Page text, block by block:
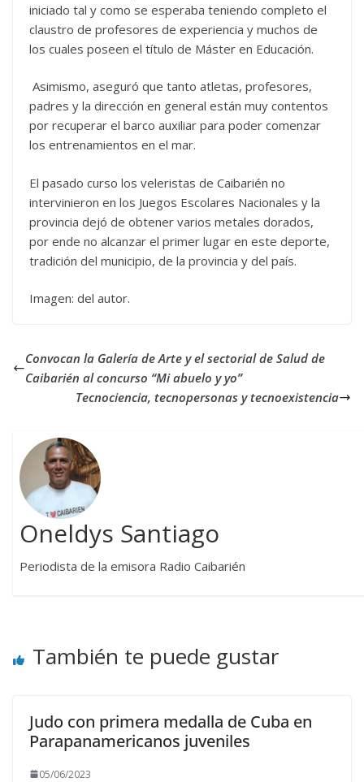
iniciado tal y como se esperaba teniendo completo el
claustro de profesores de experiencia y muchos de
los cuales poseen el título de Máster en Educación.
Asimismo, aseguró que tanto atletas, profesores,
padres y la dirección en general están muy contentos
por recuperar el barco auxiliar para poder comenzar
los entrenamientos en el mar.
El pasado curso los veleristas de Caibarién no
intervinieron en los Juegos Escolares Nacionales y la
provincia dejó de obtener varios metales dorados,
por ende no alcanzar el primer lugar en este deporte,
tradición del municipio, de la provincia y del país.
Imagen: del autor.
Convocan la Galería de Arte y el sectorial de Salud de
Caibarién al concurso “Mi abuelo y yo”
Tecnociencia, tecnopersonas y tecnoexistencia
Oneldys Santiago
Periodista de la emisora Radio Caibarién
También te puede gustar
Judo con primera medalla de Cuba en
Parapanamericanos juveniles
05/06/2023